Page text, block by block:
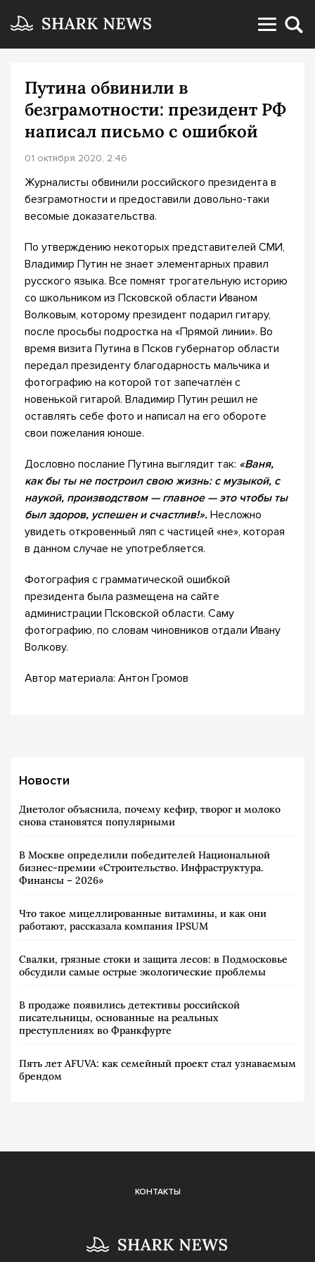
Путина обвинили в
безграмотности: президент РФ
написал письмо с ошибкой
01 октября 2020, 2:46
Журналисты обвинили российского президента в
безграмотности и предоставили довольно-таки
весомые доказательства.
По утверждению некоторых представителей СМИ,
Владимир Путин не знает элементарных правил
русского языка. Все помнят трогательную историю
со школьником из Псковской области Иваном
Волковым, которому президент подарил гитару,
после просьбы подростка на «Прямой линии». Во
время визита Путина в Псков губернатор области
передал президенту благодарность мальчика и
фотографию на которой тот запечатлён с
новенькой гитарой. Владимир Путин решил не
оставлять себе фото и написал на его обороте
свои пожелания юноше.
Дословно послание Путина выглядит так: «Ваня,
как бы ты не построил свою жизнь: с музыкой, с
наукой, производством — главное — это чтобы ты
был здоров, успешен и счастлив!». Несложно
увидеть откровенный ляп с частицей «не», которая
в данном случае не употребляется.
Фотография с грамматической ошибкой
президента была размещена на сайте
администрации Псковской области. Саму
фотографию, по словам чиновников отдали Ивану
Волкову.
Автор материала: Антон Громов
Новости
Диетолог объяснила, почему кефир, творог и молоко
снова становятся популярными
В Москве определили победителей Национальной
бизнес-премии «Строительство. Инфраструктура.
Финансы – 2026»
Что такое мицеллированные витамины, и как они
работают, рассказала компания IPSUM
Свалки, грязные стоки и защита лесов: в Подмосковье
обсудили самые острые экологические проблемы
В продаже появились детективы российской
писательницы, основанные на реальных
преступлениях во Франкфурте
Пять лет AFUVA: как семейный проект стал узнаваемым
брендом
КОНТАКТЫ